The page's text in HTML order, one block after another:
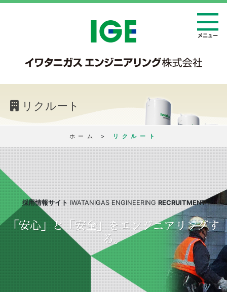
リクルート
ホーム > リクルート
採用情報サイトIWATANIGAS ENGINEERINGRECRUITMENT
「安心」と「安全」をエンジニアリングす
る。